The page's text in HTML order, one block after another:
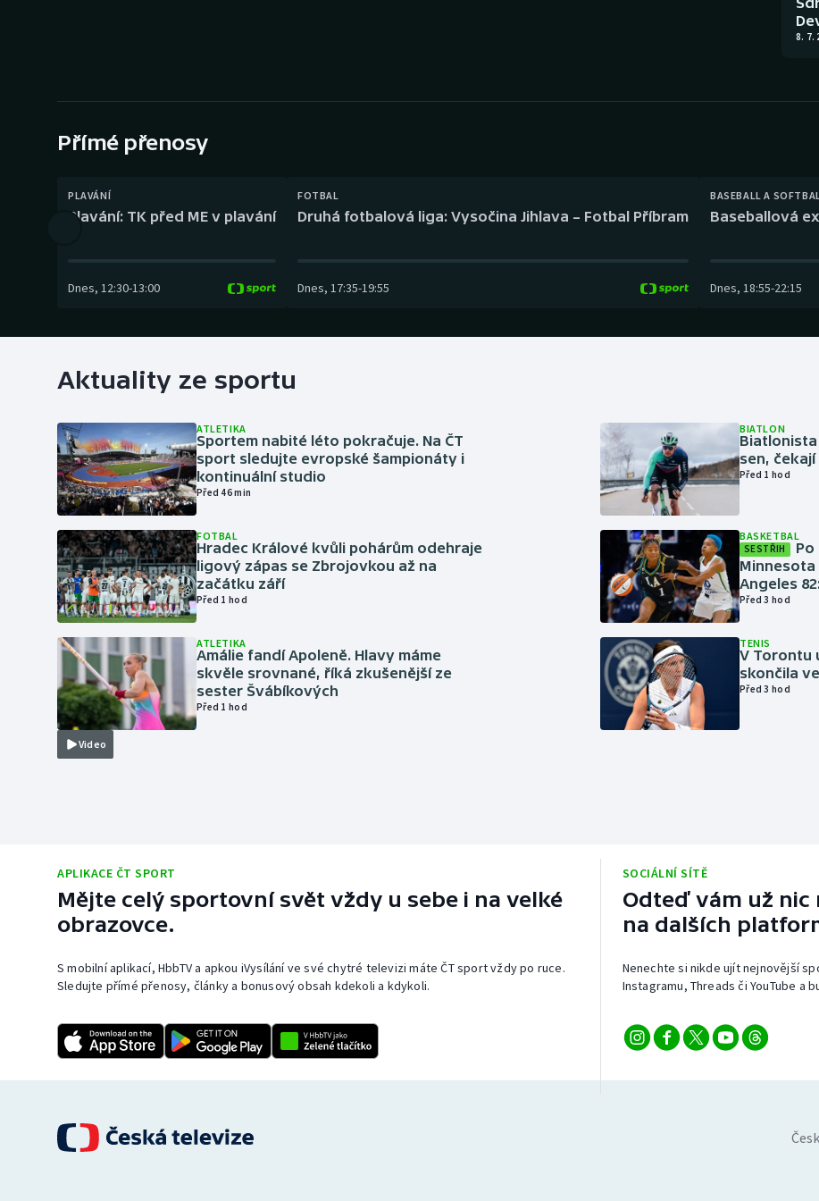
Gymnastika Plážový volejbal
8. 7.
Přímé přenosy
PLAVÁNÍ
Plavání: TK před ME v plavání
Dnes, 12:30-13:00
FOTBAL
Druhá fotbalová liga: Vysočina Jihlava – Fotbal Příbram
Dnes, 17:35-19:55
BASEBALL A
Baseballová
Dnes, 18:55-22:15
Aktuality ze sportu
ATLETIKA
Sportem nabité léto pokračuje. Na ČT
sport sledujte evropské šampionáty i
kontinuální studio
Před 46 min
FOTBAL
Hradec Králové kvůli pohárům odehraje
ligový zápas se Zbrojovkou až na
začátku září
Před 1 hod
Video
ATLETIKA
Amálie fandí Apoleně. Hlavy máme
skvěle srovnané, říká zkušenější ze
sester Švábíkových
Před 1 hod
BIATLON
sen,
Před 1 hod
BASKETBAL
SESTŘIH
Minnesota
Angeles
Před 3 hod
TENIS
V Torontu
skončila
Před 3 hod
APLIKACE ČT SPORT
Mějte celý sportovní svět vždy u sebe i na velké
obrazovce.
S mobilní aplikací, HbbTV a apkou iVysílání ve své chytré televizi máte ČT sport vždy po ruce.
Sledujte přímé přenosy, články a bonusový obsah kdekoli a kdykoli.
SOCIÁLNÍ SÍTĚ
Odteď vám už nic
na dalších
Nenechte si nikde ujít nejnovější
Instagramu, Threads či YouTube a